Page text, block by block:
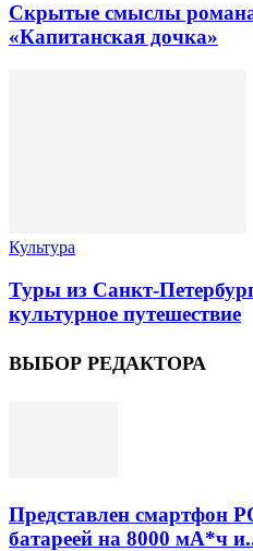
Скрытые смыслы
«Капитанская дочка»
Культура
Туры из Санкт-
культурное путешествие
ВЫБОР РЕДАКТОРА
Представлен смартфон
батареей на 8000 мА*ч